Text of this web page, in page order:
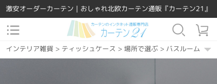
激安オーダーカーテン｜おしゃれ北欧カーテン通販『カーテン21』
インテリア雑貨> ティッシュケース > 場所で選ぶ> バスルーム >テ
インテリア雑貨>ティッシュケース>素材>ポリプロピレン>ティ